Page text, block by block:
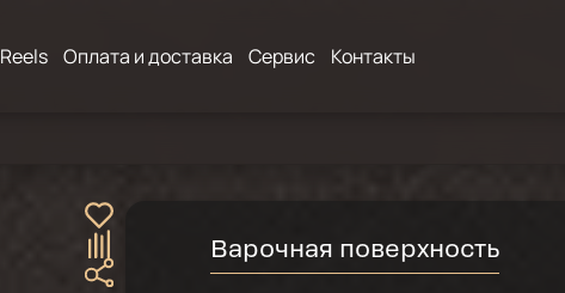
Reels Оплата и доставка Сервис Контакты
Варочная поверхность